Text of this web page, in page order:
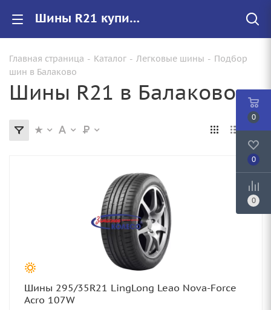
Шины R21 купить в Балаково недорого, цены на резину 21 радиуса
Главная страница - Каталог - Легковые шины - Подбор
шин в Балаково
Шины R21 в Балаково
Шины 295/35R21 LingLong Leao Nova-Force
Acro 107W
0
0
0